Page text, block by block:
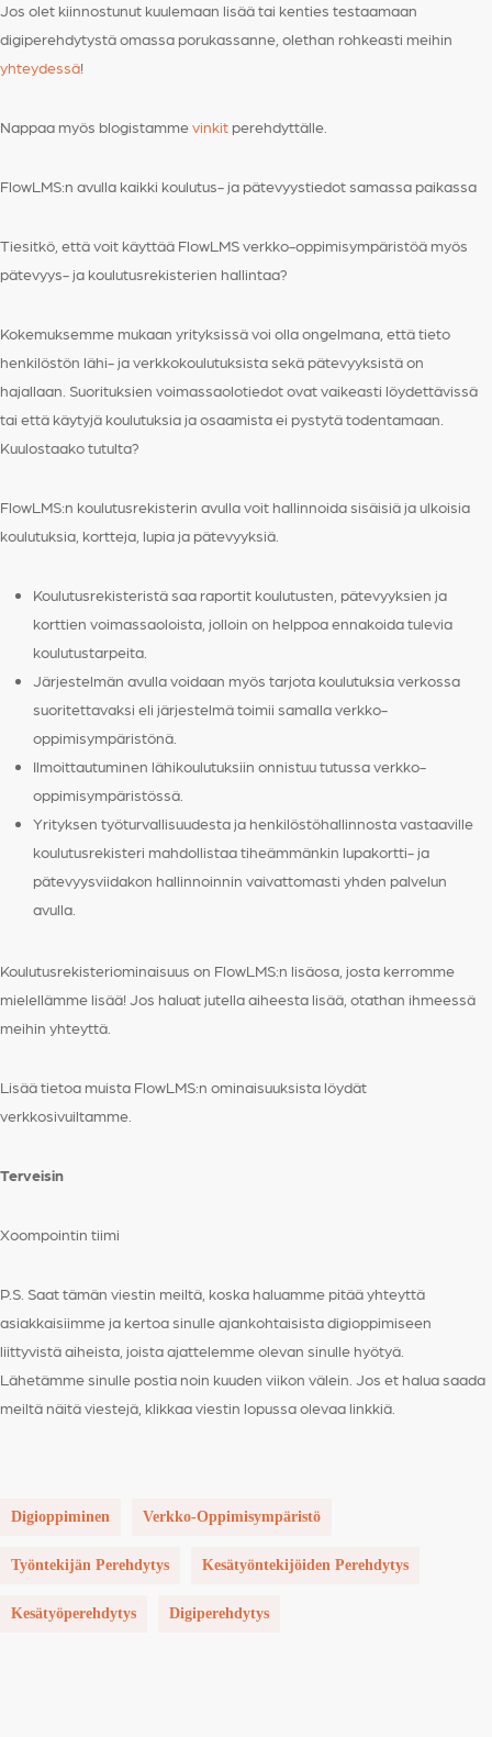
Jos olet kiinnostunut kuulemaan lisää tai kenties testaamaan
digiperehdytystä omassa porukassanne, olethan rohkeasti meihin
yhteydessä!
Nappaa myös blogistammevinkit perehdyttälle.
FlowLMS:n avulla kaikki koulutus- ja pätevyystiedot samassa paikassa
Tiesitkö, että voit käyttää FlowLMS verkko-oppimisympäristöä myös
pätevyys- ja koulutusrekisterien hallintaa?
Kokemuksemme mukaan yrityksissä voi olla ongelmana, että tieto
henkilöstön lähi- ja verkkokoulutuksista sekä pätevyyksistä on
hajallaan. Suorituksien voimassaolotiedot ovat vaikeasti löydettävissä
tai että käytyjä koulutuksia ja osaamista ei pystytä todentamaan.
Kuulostaako tutulta?
FlowLMS:n koulutusrekisterin avulla voit hallinnoida sisäisiä ja ulkoisia
koulutuksia, kortteja, lupia ja pätevyyksiä.
Koulutusrekisteristä saa raportit koulutusten, pätevyyksien ja
korttien voimassaoloista, jolloin on helppoa ennakoida tulevia
koulutustarpeita.
Järjestelmän avulla voidaan myös tarjota koulutuksia verkossa
suoritettavaksi eli järjestelmä toimii samalla verkko-
oppimisympäristönä.
Ilmoittautuminen lähikoulutuksiin onnistuu tutussa verkko-
oppimisympäristössä.
Yrityksen työturvallisuudesta ja henkilöstöhallinnosta vastaaville
koulutusrekisteri mahdollistaa tiheämmänkin lupakortti- ja
pätevyysviidakon hallinnoinnin vaivattomasti yhden palvelun
avulla.
Koulutusrekisteriominaisuus on FlowLMS:n lisäosa, josta kerromme
mielellämme lisää! Jos haluat jutella aiheesta lisää, otathan ihmeessä
meihin yhteyttä.
Lisää tietoa muista FlowLMS:n ominaisuuksista löydät
verkkosivuiltamme.
Terveisin
Xoompointin tiimi
P.S. Saat tämän viestin meiltä, koska haluamme pitää yhteyttä
asiakkaisiimme ja kertoa sinulle ajankohtaisista digioppimiseen
liittyvistä aiheista, joista ajattelemme olevan sinulle hyötyä.
Lähetämme sinulle postia noin kuuden viikon välein. Jos et halua saada
meiltä näitä viestejä, klikkaa viestin lopussa olevaa linkkiä.
Digioppiminen Verkko-Oppimisympäristö
Työntekijän Perehdytys Kesätyöntekijöiden Perehdytys
Kesätyöperehdytys Digiperehdytys